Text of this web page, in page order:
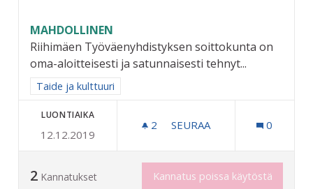
MAHDOLLINEN
Riihimäen Työväenyhdistyksen soittokunta on
oma-aloitteisesti ja satunnaisesti tehnyt...
Rajaa tulokset aihepiirin mukaan: Taide ja kulttuuri
Taide ja kulttuuri
LUONTIAIKA
12.12.2019
2 2 SEURAAJAA
SEURAA 0
2 Kannatukset Kannatus poissa käytöstä